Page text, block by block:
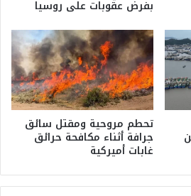
بفرض عقوبات على روسيا
تحطم مروحية ومقتل سائق
جرافة أثناء مكافحة حرائق
غابات أميركية